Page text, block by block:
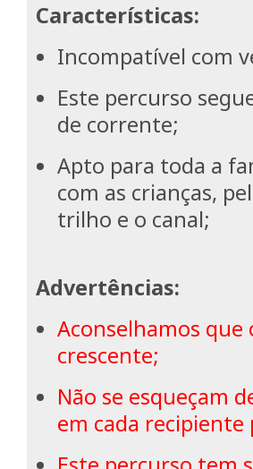
Características:
Incompatível com
Este percurso
de corrente;
Apto para toda a
com as crianças,
trilho e o canal;
Advertências:
Aconselhamos
crescente;
Não se esqueçam
em cada recipiente